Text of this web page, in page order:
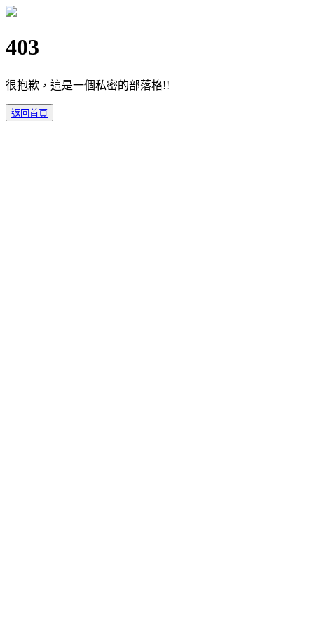
403
很抱歉，這是一個私密的部落格!!
返回首頁